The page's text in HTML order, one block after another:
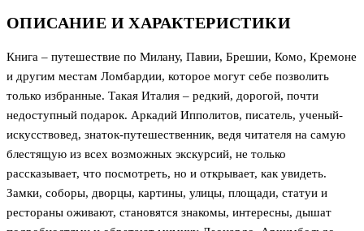
ОПИСАНИЕ И ХАРАКТЕРИСТИКИ
Книга – путешествие по Милану, Павии, Брешии, Комо, Кремоне
и другим местам Ломбардии, которое могут себе позволить
только избранные. Такая Италия – редкий, дорогой, почти
недоступный подарок. Аркадий Ипполитов, писатель, ученый-
искусствовед, знаток-путешественник, ведя читателя на самую
блестящую из всех возможных экскурсий, не только
рассказывает, что посмотреть, но и открывает, как увидеть.
Замки, соборы, дворцы, картины, улицы, площади, статуи и
рестораны оживают, становятся знакомы, интересны, дышат